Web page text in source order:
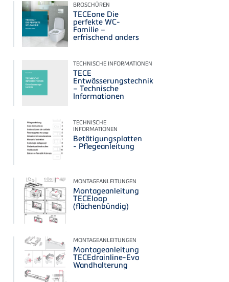
BROSCHÜREN
TECEone Die
perfekte WC-
Familie –
erfrischend anders
TECHNISCHE INFORMATIONEN
TECE
Entwässerungstechnik
– Technische
Informationen
TECHNISCHE
INFORMATIONEN
Betätigungsplatten
- Pflegeanleitung
MONTAGEANLEITUNGEN
Montageanleitung
TECEloop
(flächenbündig)
MONTAGEANLEITUNGEN
Montageanleitung
TECEdrainline-Evo
Wandhalterung